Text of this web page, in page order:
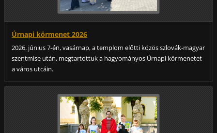
Úrnapi körmenet 2026
2026. június 7-én, vasárnap, a templom előtti közös szlovák-magyar
szentmise után, megtartottuk a hagyományos Úrnapi körmenetet
a város utcáin.